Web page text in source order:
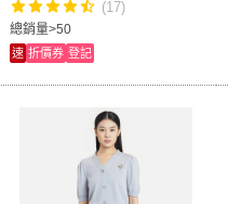
總銷量>50
(17)
速 折價券 登記